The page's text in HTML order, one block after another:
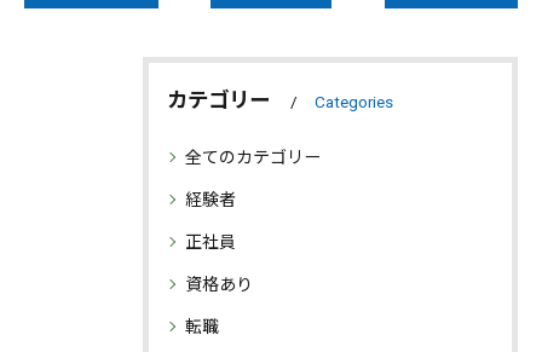
カテゴリー Categories
全てのカテゴリー
経験者
正社員
資格あり
転職